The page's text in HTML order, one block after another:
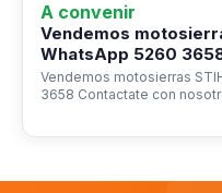
A convenir
Vendemos
WhatsApp 5260
Vendemos motosierras
3658 Contactate con